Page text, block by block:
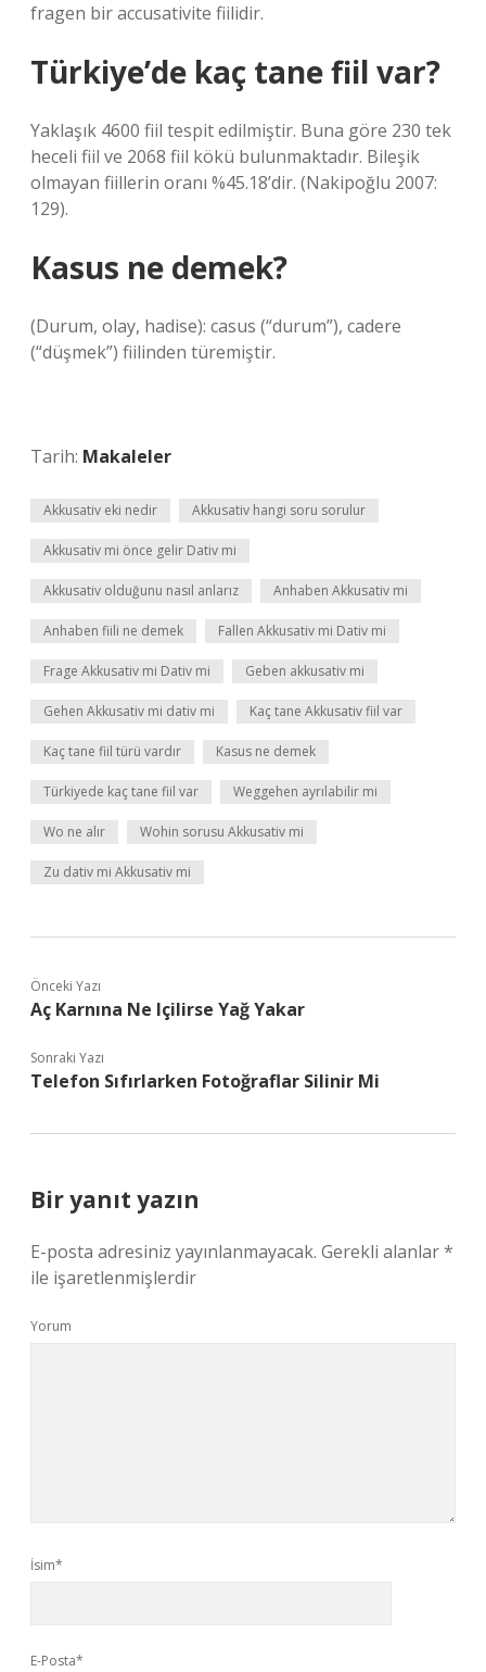
fragen bir accusativite fiilidir.
Türkiye’de kaç tane fiil var?
Yaklaşık 4600 fiil tespit edilmiştir. Buna göre 230 tek
heceli fiil ve 2068 fiil kökü bulunmaktadır. Bileşik
olmayan fiillerin oranı %45.18’dir. (Nakipoğlu 2007:
129).
Kasus ne demek?
(Durum, olay, hadise): casus (“durum”), cadere
(“düşmek”) fiilinden türemiştir.
Tarih: Makaleler
Akkusativ eki nedir Akkusativ hangi soru sorulur
Akkusativ mi önce gelir Dativ mi
Akkusativ olduğunu nasıl anlarız Anhaben Akkusativ mi
Anhaben fiili ne demek Fallen Akkusativ mi Dativ mi
Frage Akkusativ mi Dativ mi Geben akkusativ mi
Gehen Akkusativ mi dativ mi Kaç tane Akkusativ fiil var
Kaç tane fiil türü vardır Kasus ne demek
Türkiyede kaç tane fiil var Weggehen ayrılabilir mi
Wo ne alır Wohin sorusu Akkusativ mi
Zu dativ mi Akkusativ mi
Önceki Yazı
Aç Karnına Ne Içilirse Yağ Yakar
Sonraki Yazı
Telefon Sıfırlarken Fotoğraflar Silinir Mi
Bir yanıt yazın
E-posta adresiniz yayınlanmayacak. Gerekli alanlar*
ile işaretlenmişlerdir
Yorum
İsim*
E-Posta*